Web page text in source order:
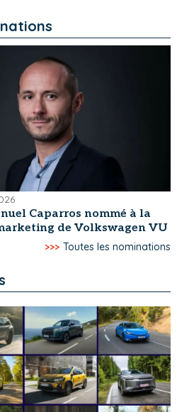
Caparros nommé à la
de Volkswagen VU
>>> Toutes les nominations